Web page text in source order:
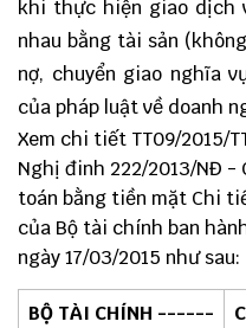
khi thực hiện giao dịch
nhau bằng tài sản
nợ, chuyển giao nghĩa
của pháp luật về doanh
Xem chi tiết TT09/2015/
Nghị đinh 222/2013/NĐ -
toán bằng tiền mặt Chi
của Bộ tài chính ban
ngày 17/03/2015 như sau:
BỘ TÀI CHÍNH ------